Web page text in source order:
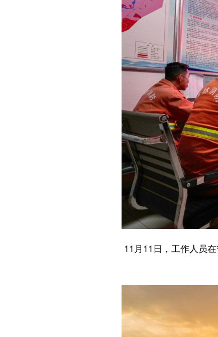
11月11日，工作人员